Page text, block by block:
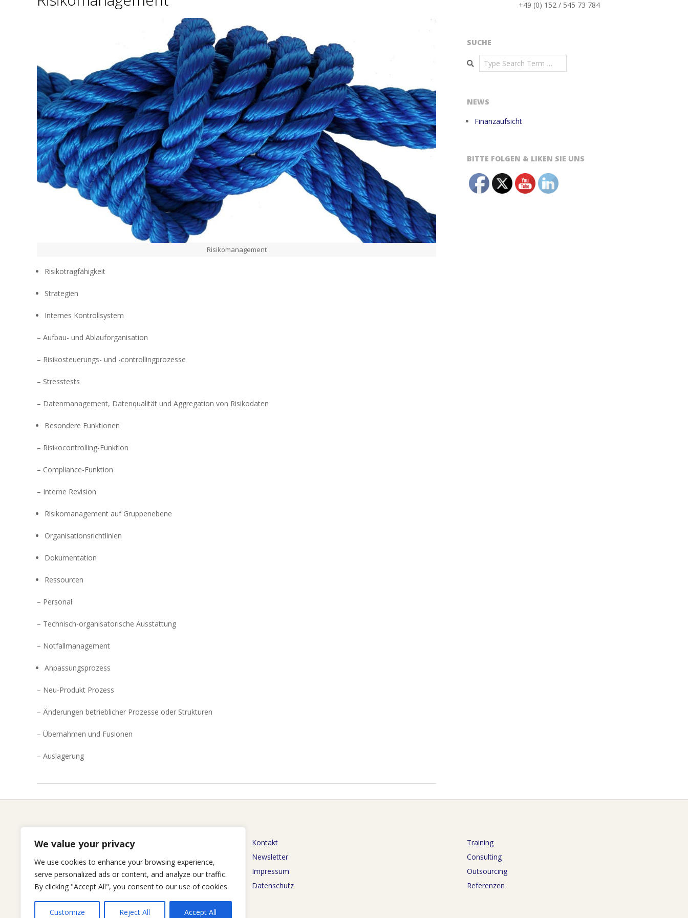
We value your privacy
We use cookies to enhance your browsing experience,
serve personalized ads or content, and analyze our traffic.
By clicking "Accept All", you consent to our use of cookies.
Customize Reject All Accept All
E
I
T
N
E
Risikomanagement
Risikotragfähigkeit
Strategien
Internes Kontrollsystem
– Aufbau- und Ablauforganisation
– Risikosteuerungs- und -controllingprozesse
– Stresstests
– Datenmanagement, Datenqualität und Aggregation von Risikodaten
Besondere Funktionen
– Risikocontrolling-Funktion
– Compliance-Funktion
– Interne Revision
Risikomanagement auf Gruppenebene
Organisationsrichtlinien
Dokumentation
Ressourcen
– Personal
– Technisch-organisatorische Ausstattung
– Notfallmanagement
Anpassungsprozess
– Neu-Produkt Prozess
– Änderungen betrieblicher Prozesse oder Strukturen
– Übernahmen und Fusionen
– Auslagerung
+49 (0) 152 / 545 73 784
SUCHE
Search
NEWS
Finanzaufsicht
BITTE FOLGEN & LIKEN SIE UNS
Home
Karriere
Über uns
Kontakt
Newsletter
Impressum
Datenschutz
Training
Consulting
Outsourcing
Referenzen